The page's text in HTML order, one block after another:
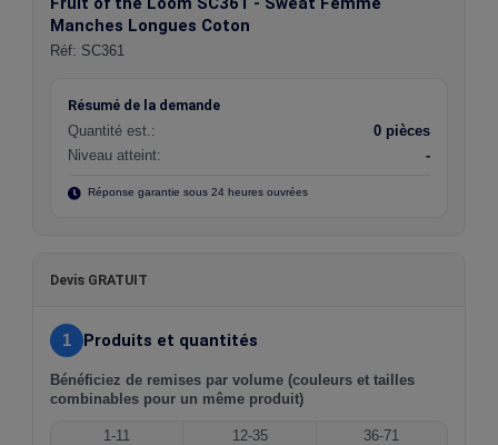
Manches Longues Coton
Réf: SC361
Résumé de la demande
Quantité est.:
0 pièces
Niveau atteint:
-
Réponse garantie sous 24 heures ouvrées
Devis GRATUIT
1 Produits et quantités
Bénéficiez de remises par volume (couleurs et tailles
combinables pour un même produit)
1-11
12-35
36-71